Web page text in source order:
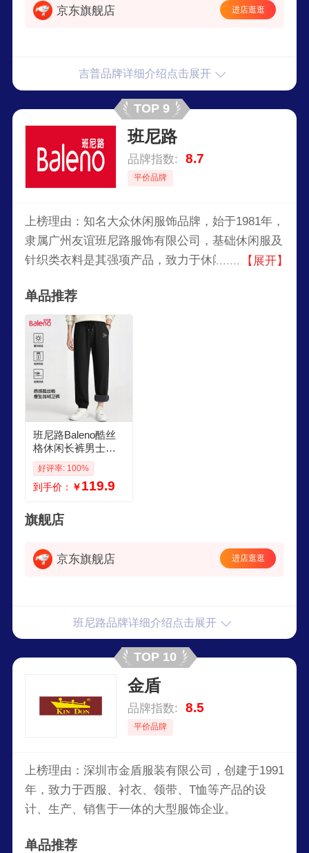
京东旗舰店 进店逛逛
吉普品牌详细介绍点击展开
TOP 9
班尼路
品牌指数: 8.7
平价品牌
上榜理由：知名大众休闲服饰品牌，始于1981年，
隶属广州友谊班尼路服饰有限公司，基础休闲服及
针织类衣料是其强项产品，致力于休闲服及针织类
业较具竞争力和潜力企业。
【展开】
单品推荐
班尼路Baleno酷丝
格休闲长裤男士秋
冬季奥粒绒舒适锁
温聚热御寒简约百
搭束脚裤 奥粒绒黑J
好评率: 100%
到手价： ￥119.9
旗舰店
京东旗舰店 进店逛逛
班尼路品牌详细介绍点击展开
TOP 10
金盾
品牌指数: 8.5
平价品牌
上榜理由：深圳市金盾服装有限公司，创建于1991
年，致力于西服、衬衣、领带、T恤等产品的设
计、生产、销售于一体的大型服饰企业。
单品推荐